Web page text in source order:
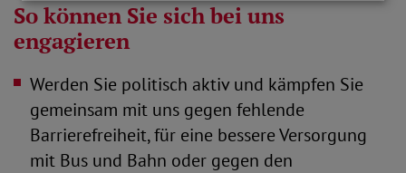
So können Sie sich bei uns
engagieren
Werden Sie politisch aktiv und kämpfen Sie
gemeinsam mit uns gegen fehlende
Barrierefreiheit, für eine bessere Versorgung
mit Bus und Bahn oder gegen den